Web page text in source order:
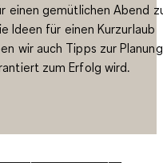
einen gemütlichen Abend
Ideen für einen Kurzurlaub
wir auch Tipps zur
zum Erfolg wird.